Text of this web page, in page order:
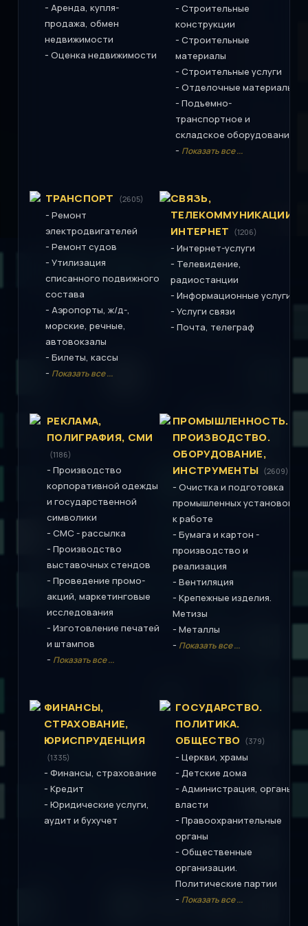
- Аренда, купля-
продажа, обмен
недвижимости
- Оценка недвижимости
- Строительные
конструкции
- Строительные
материалы
- Строительные услуги
- Отделочные материалы
- Подъемно-
транспортное и
складское оборудование
- Показать все ...
ТРАНСПОРТ (2605)
- Ремонт
электродвигателей
- Ремонт судов
- Утилизация
списанного подвижного
состава
- Аэропорты, ж/д-,
морские, речные,
автовокзалы
- Билеты, кассы
- Показать все ...
СВЯЗЬ,
ТЕЛЕКОММУНИКАЦИИ,
ИНТЕРНЕТ (1206)
- Интернет-услуги
- Телевидение,
радиостанции
- Информационные услуги
- Услуги связи
- Почта, телеграф
РЕКЛАМА,
ПОЛИГРАФИЯ, СМИ
(1186)
- Производство
корпоративной одежды
и государственной
символики
- СМС - рассылка
- Производство
выставочных стендов
- Проведение промо-
акций, маркетинговые
исследования
- Изготовление печатей
и штампов
- Показать все ...
ПРОМЫШЛЕННОСТЬ.
ПРОИЗВОДСТВО.
ОБОРУДОВАНИЕ,
ИНСТРУМЕНТЫ (2609)
- Очистка и подготовка
промышленных установок
к работе
- Бумага и картон -
производство и
реализация
- Вентиляция
- Крепежные изделия.
Метизы
- Металлы
- Показать все ...
ФИНАНСЫ,
СТРАХОВАНИЕ,
ЮРИСПРУДЕНЦИЯ
(1335)
- Финансы, страхование
- Кредит
- Юридические услуги,
аудит и бухучет
ГОСУДАРСТВО.
ПОЛИТИКА.
ОБЩЕСТВО (379)
- Церкви, храмы
- Детские дома
- Администрация, органы
власти
- Правоохранительные
органы
- Общественные
организации.
Политические партии
- Показать все ...